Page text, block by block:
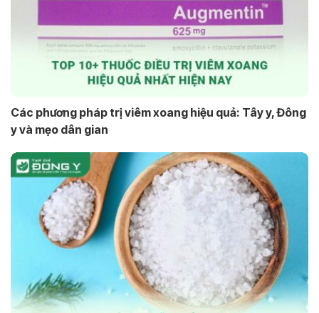
Các phương pháp trị viêm xoang hiệu quả: Tây y, Đông
y và mẹo dân gian